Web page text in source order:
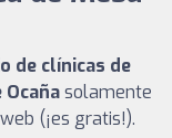
de clínicas de
solamente
(¡es gratis!).